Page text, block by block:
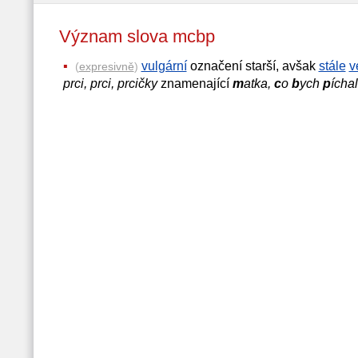
Význam slova mcbp
(expresivně) vulgárníoznačení starší, avšak stále
prci, prci, prcičkyznamenající matka, co bych píchal